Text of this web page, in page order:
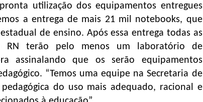
utilização dos equipamentos entregues
a entrega de mais 21 mil notebooks, que
de ensino. Após essa entrega todas as
RN terão pelo menos um laboratório de
assinalando que os serão equipamentos
“Temos uma equipe na Secretaria de
do uso mais adequado, racional e